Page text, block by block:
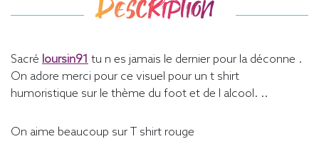
Description
Sacré loursin91 tu n es jamais le dernier pour la déconne .
On adore merci pour ce visuel pour un t shirt
humoristique sur le thème du foot et de l alcool. ..
On aime beaucoup sur T shirt rouge